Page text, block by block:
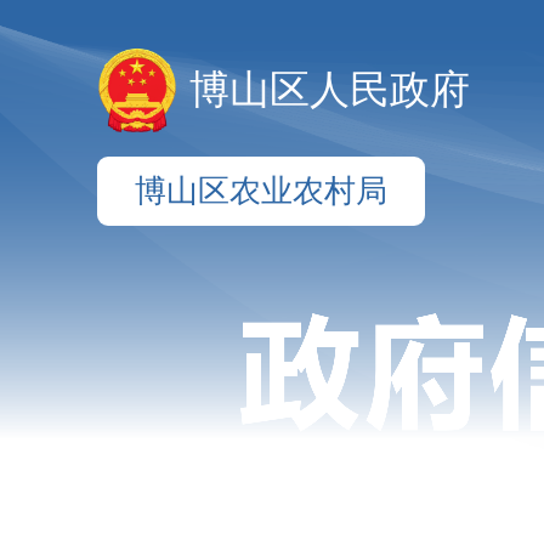
博山区人民政府
博山区农业农村局